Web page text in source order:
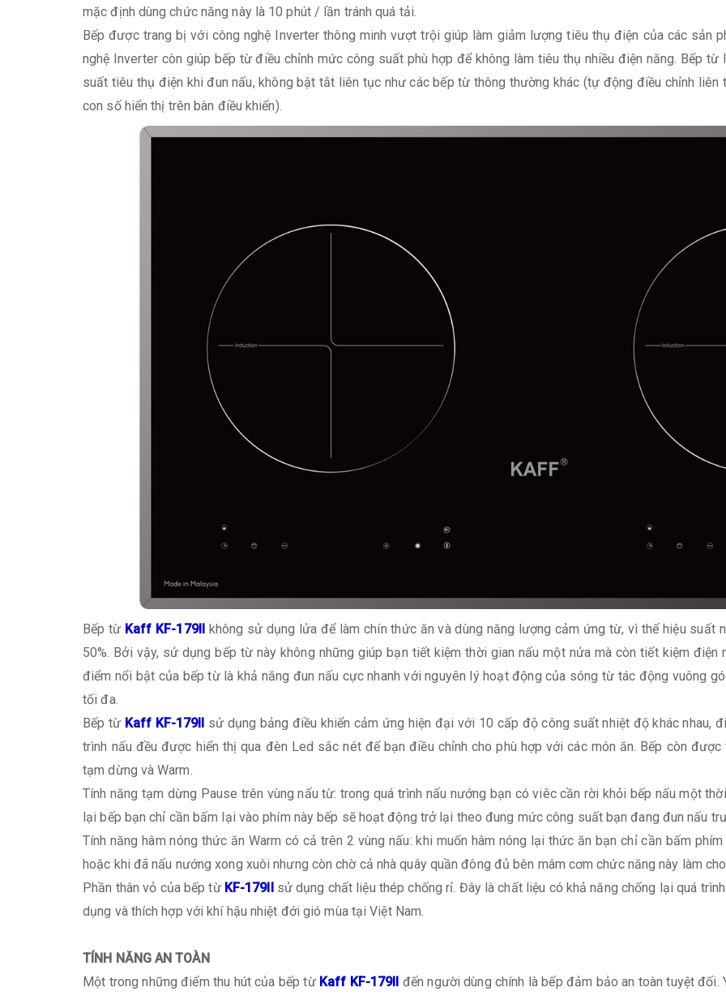
mặc định dùng chức năng này là 10 phút / lần tránh quá tải.
Bếp được trang bị với công nghệ Inverter thông minh vượt trội giúp làm giảm lượng tiêu thụ điện của các sản
nghệ Inverter còn giúp bếp từ điều chỉnh mức công suất phù hợp để không làm tiêu thụ nhiều điện năng. Bếp
suất tiêu thụ điện khi đun nấu, không bật tắt liên tục như các bếp từ thông thường khác (tự động điều chỉnh
con số hiển thị trên bàn điều khiển).
Bếp từ Kaff KF-179II
không sử dụng lửa để làm chín thức ăn và dùng năng lượng cảm ứng từ, vì thế hiệu suất
50%. Bởi vậy, sử dụng bếp từ này không những giúp bạn tiết kiệm thời gian nấu một nửa mà còn tiết kiệm điện
điểm nổi bật của bếp từ là khả năng đun nấu cực nhanh với nguyên lý hoạt động của sóng từ tác động vuông
tối đa.
Bếp từ Kaff KF-179II
sử dụng bảng điều khiển cảm ứng hiện đại với 10 cấp độ công suất nhiệt độ khác nhau,
trình nấu đều được hiển thị qua đèn Led sắc nét để bạn điều chỉnh cho phù hợp với các món ăn. Bếp còn
tạm dừng và Warm.
Tính năng tạm dừng Pause trên vùng nấu từ: trong quá trình nấu nướng bạn có viêc cần rời khỏi bếp nấu một
lại bếp bạn chỉ cần bấm lại vào phím này bếp sẽ hoạt động trở lại theo đung mức công suất bạn đang đun nấu
Tính năng hâm nóng thức ăn Warm có cả trên 2 vùng nấu: khi muốn hâm nóng lại thức ăn bạn chỉ cần bấm
hoặc khi đã nấu nướng xong xuôi nhưng còn chờ cả nhà quây quần đông đủ bên mâm cơm chức năng này làm
Phần thân vỏ của bếp từKF-179II
sử dụng chất liệu thép chống rỉ. Đây là chất liệu có khả năng chống lại quá
dụng và thích hợp với khí hậu nhiệt đới gió mùa tại Việt Nam.
TÍNH NĂNG AN TOÀN
Một trong những điểm thu hút của bếp từ Kaff KF-179II đến người dùng chính là bếp đảm bảo an toàn tuyệt